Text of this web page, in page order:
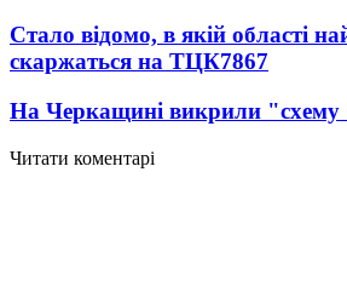
Стало відомо, в якій області
скаржаться на ТЦК7867
На Черкащині викрили
Читати коментарі